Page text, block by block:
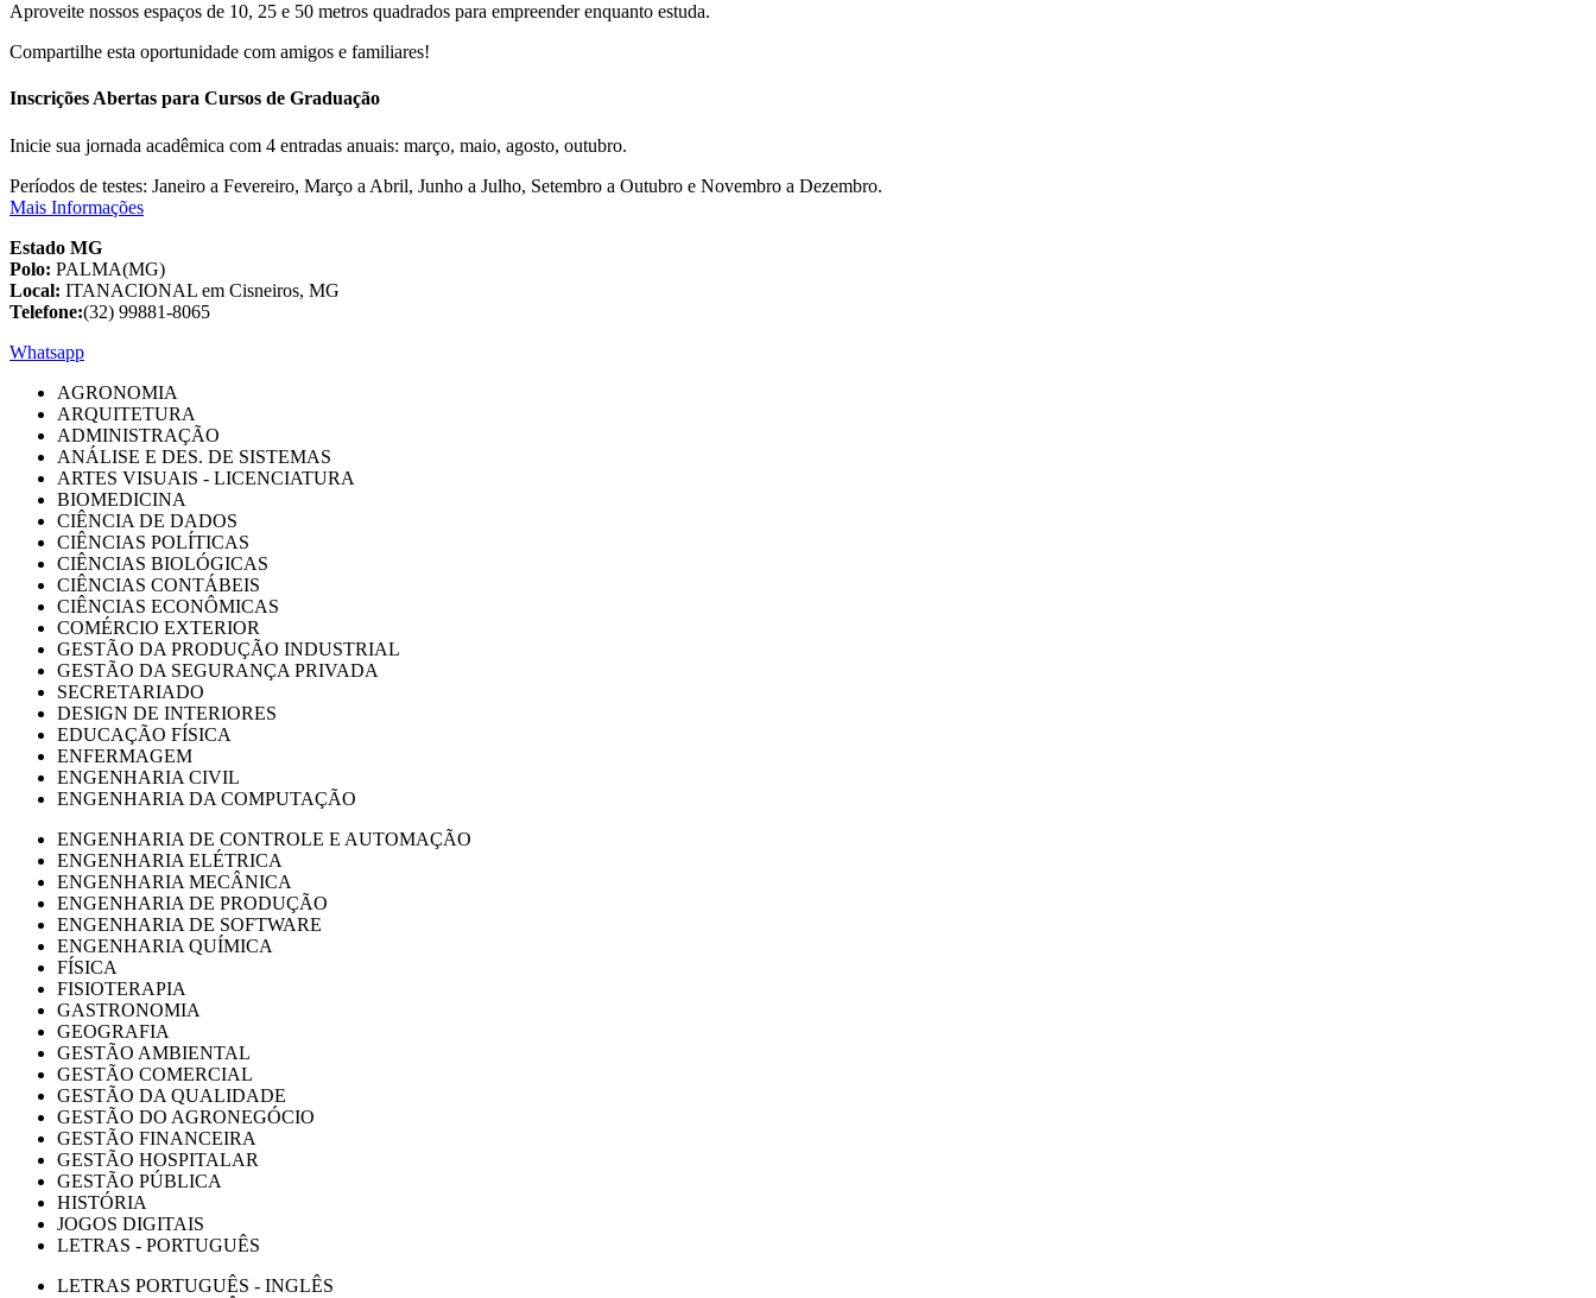
Aproveite nossos espaços de 10, 25 e 50 metros quadrados para empreender enquanto estuda.
Compartilhe esta oportunidade com amigos e familiares!
Inscrições Abertas para Cursos de Graduação
Inicie sua jornada acadêmica com 4 entradas anuais: março, maio, agosto, outubro.
Períodos de testes: Janeiro a Fevereiro, Março a Abril, Junho a Julho, Setembro a Outubro e Novembro a Dezembro.
Mais Informações
Estado MG
Polo: PALMA(MG)
Local: ITANACIONAL em Cisneiros, MG
Telefone:(32) 99881-8065
Whatsapp
AGRONOMIA
ARQUITETURA
ADMINISTRAÇÃO
ANÁLISE E DES. DE SISTEMAS
ARTES VISUAIS - LICENCIATURA
BIOMEDICINA
CIÊNCIA DE DADOS
CIÊNCIAS POLÍTICAS
CIÊNCIAS BIOLÓGICAS
CIÊNCIAS CONTÁBEIS
CIÊNCIAS ECONÔMICAS
COMÉRCIO EXTERIOR
GESTÃO DA PRODUÇÃO INDUSTRIAL
GESTÃO DA SEGURANÇA PRIVADA
SECRETARIADO
DESIGN DE INTERIORES
EDUCAÇÃO FÍSICA
ENFERMAGEM
ENGENHARIA CIVIL
ENGENHARIA DA COMPUTAÇÃO
ENGENHARIA DE CONTROLE E AUTOMAÇÃO
ENGENHARIA ELÉTRICA
ENGENHARIA MECÂNICA
ENGENHARIA DE PRODUÇÃO
ENGENHARIA DE SOFTWARE
ENGENHARIA QUÍMICA
FÍSICA
FISIOTERAPIA
GASTRONOMIA
GEOGRAFIA
GESTÃO AMBIENTAL
GESTÃO COMERCIAL
GESTÃO DA QUALIDADE
GESTÃO DO AGRONEGÓCIO
GESTÃO FINANCEIRA
GESTÃO HOSPITALAR
GESTÃO PÚBLICA
HISTÓRIA
JOGOS DIGITAIS
LETRAS - PORTUGUÊS
LETRAS PORTUGUÊS - INGLÊS